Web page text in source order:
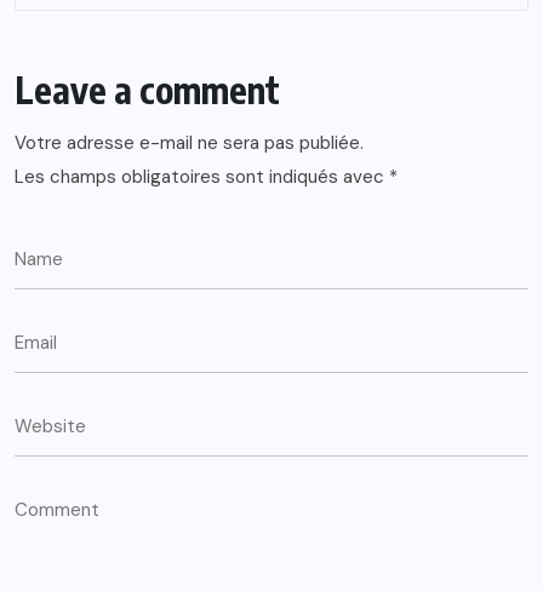
Leave a comment
Votre adresse e-mail ne sera pas publiée.
Les champs obligatoires sont indiqués avec *